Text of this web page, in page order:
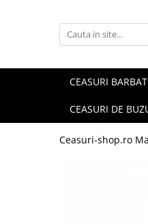
CEASURI
CEASURI DE
Ceasuri-shop.ro